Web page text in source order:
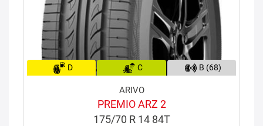
D C B (68)
ARIVO
PREMIO ARZ 2
175/70 R 14 84T